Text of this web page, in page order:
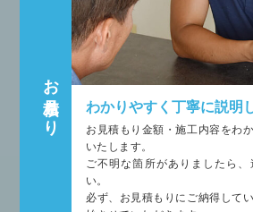
お見積もり わかりやすく丁寧に説明
お見積もり金額・施工内容をわ
いたします。
ご不明な箇所がありましたら
い。
必ず、お見積もりにご納得して